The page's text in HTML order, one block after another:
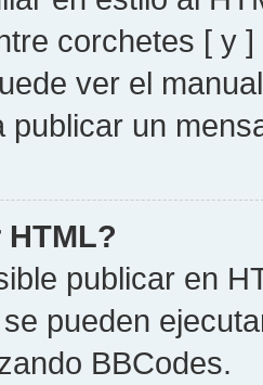
corchetes [ y
ver el
publicar un
publicar en
pueden
BBCodes.